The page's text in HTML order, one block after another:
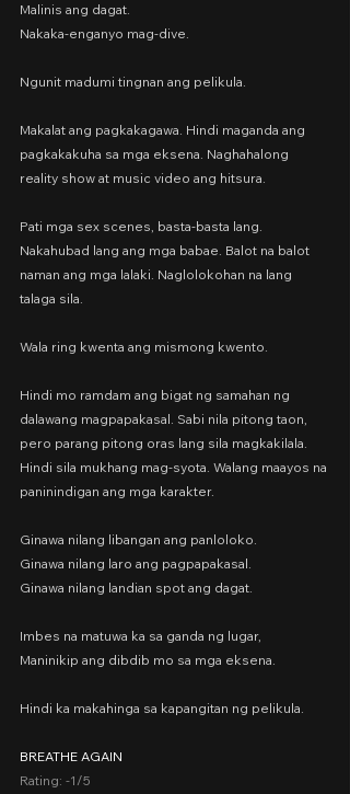
Malinis ang dagat.
Nakaka-enganyo mag-dive.
Ngunit madumi tingnan ang pelikula.
Makalat ang pagkakagawa. Hindi maganda ang
pagkakakuha sa mga eksena. Naghahalong
reality show at music video ang hitsura.
Pati mga sex scenes, basta-basta lang.
Nakahubad lang ang mga babae. Balot na balot
naman ang mga lalaki. Naglolokohan na lang
talaga sila.
Wala ring kwenta ang mismong kwento.
Hindi mo ramdam ang bigat ng samahan ng
dalawang magpapakasal. Sabi nila pitong taon,
pero parang pitong oras lang sila magkakilala.
Hindi sila mukhang mag-syota. Walang maayos na
paninindigan ang mga karakter.
Ginawa nilang libangan ang panloloko.
Ginawa nilang laro ang pagpapakasal.
Ginawa nilang landian spot ang dagat.
Imbes na matuwa ka sa ganda ng lugar,
Maninikip ang dibdib mo sa mga eksena.
Hindi ka makahinga sa kapangitan ng pelikula.
BREATHE AGAIN
Rating: -1/5